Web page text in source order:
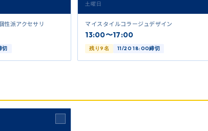
性派アクセサリ
切
土曜日
マイスタイルコラージュデザイン
13:00〜17:00
残り9名 11/20 18:00締切